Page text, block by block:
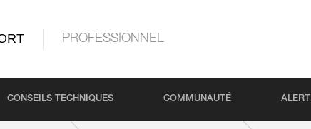
PROFESSIONNEL
CONSEILS TECHNIQUES COMMUNAUTÉ